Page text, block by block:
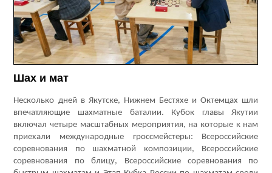
Шах и мат
Несколько дней в Якутске, Нижнем Бестяхе и Октемцах шли
впечатляющие шахматные баталии. Кубок главы Якутии
включал четыре масштабных мероприятия, на которые к нам
приехали международные гроссмейстеры: Всероссийские
соревнования по шахматной композиции, Всероссийские
соревнования по блицу, Всероссийские соревнования по